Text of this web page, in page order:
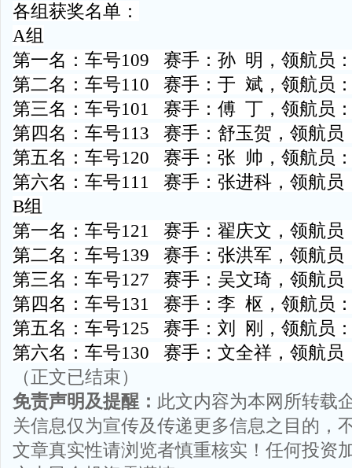
各组获奖名单：
A组
第一名：车号109 赛手：孙 明，领航员
第二名：车号110 赛手：于 斌，领航员
第三名：车号101 赛手：傅 丁，领航员
第四名：车号113 赛手：舒玉贺，领航员
第五名：车号120 赛手：张 帅，领航员
第六名：车号111 赛手：张进科，领航员
B组
第一名：车号121 赛手：翟庆文，领航员
第二名：车号139 赛手：张洪军，领航员
第三名：车号127 赛手：吴文琦，领航员
第四名：车号131 赛手：李 枢，领航员
第五名：车号125 赛手：刘 刚，领航员
第六名：车号130 赛手：文全祥，领航员
（正文已结束）
免责声明及提醒： 此文内容为本网所转载
关信息仅为宣传及传递更多信息之目的，
文章真实性请浏览者慎重核实！任何投资